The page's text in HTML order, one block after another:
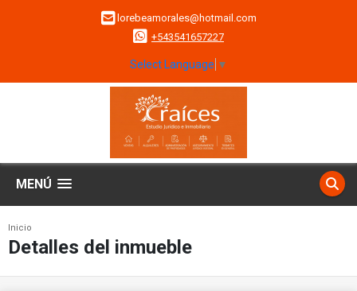
lorebeamorales@hotmail.com
+543541657227
Select Language ▼
MENÚ
Inicio
Detalles del inmueble